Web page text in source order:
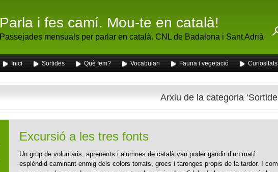
Parla i fes camí. Mou-te en català!
Passejades mensuals per parlar en català. CNL de Badalona i Sant Adrià
Inici Sortides Què fem? Vocabulari Fauna i vegetació Curiositats
Arxiu de la categoria
Excursió a les tres fonts
Un grup de voluntaris, aprenents i alumnes de català van poder gaudir d’un matí
esplèndid caminant enmig dels colors torrats, grocs i taronges propis de la tardor. I com